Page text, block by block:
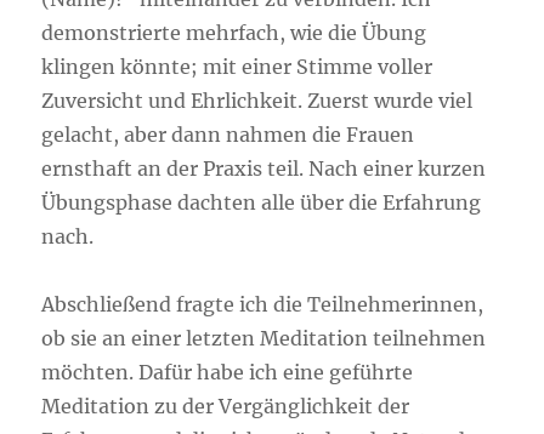
demonstrierte mehrfach, wie die Übung
klingen könnte; mit einer Stimme voller
Zuversicht und Ehrlichkeit. Zuerst wurde viel
gelacht, aber dann nahmen die Frauen
ernsthaft an der Praxis teil. Nach einer kurzen
Übungsphase dachten alle über die Erfahrung
nach.
Abschließend fragte ich die Teilnehmerinnen,
ob sie an einer letzten Meditation teilnehmen
möchten. Dafür habe ich eine geführte
Meditation zu der Vergänglichkeit der